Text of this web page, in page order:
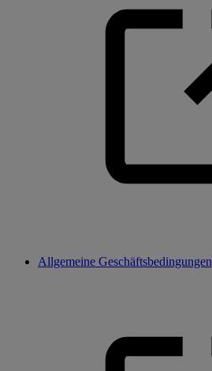
Allgemeine Geschäftsbedingungen